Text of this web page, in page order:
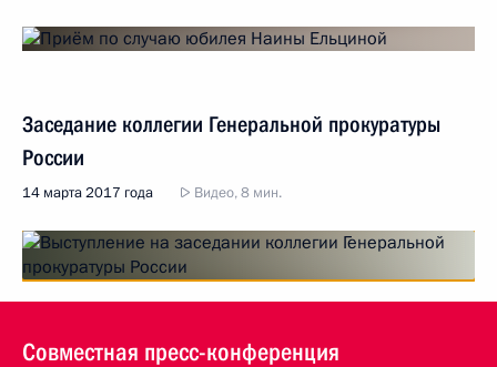
Заседание коллегии Генеральной прокуратуры
России
14 марта 2017 года Видео, 8 мин.
Совместная пресс-конференция